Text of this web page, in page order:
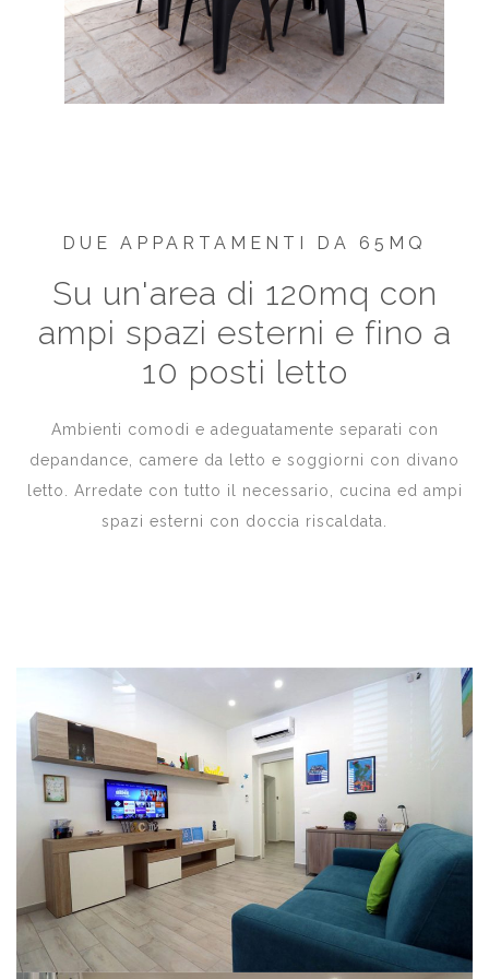
DUE APPARTAMENTI DA 65MQ
Su un'area di 120mq con
ampi spazi esterni e fino a
10 posti letto
Ambienti comodi e adeguatamente separati con
depandance, camere da letto e soggiorni con divano
letto. Arredate con tutto il necessario, cucina ed ampi
spazi esterni con doccia riscaldata.